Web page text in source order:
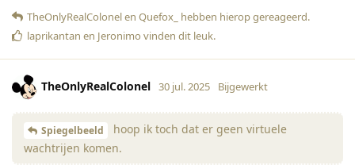
TheOnlyRealColonelen Quefox_ hebben hierop gereageerd.
laprikantan en Jeronimo vinden dit leuk.
TheOnlyRealColonel 30 jul. 2025 Bijgewerkt
Spiegelbeeld
hoop ik toch dat er geen virtuele
wachtrijen komen.